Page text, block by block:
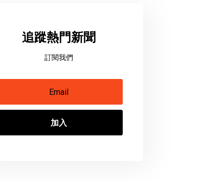
追蹤熱門新聞
訂閱我們
加入